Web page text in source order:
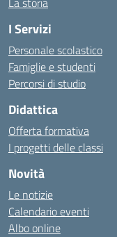
I Servizi
Personale scolastico
Famiglie e studenti
Percorsi di studio
Didattica
Offerta formativa
I progetti delle classi
Novità
Le notizie
Calendario eventi
Albo online